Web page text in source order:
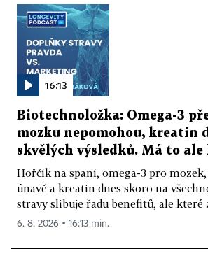
16:13
Biotechnoložka: Omega-3
mozku nepomohou, kreatin
skvělých výsledků. Má to ale
Hořčík na spaní, omega-3 pro
únavě a kreatin dnes skoro na
stravy slibuje řadu benefitů, ale které
6. 8. 2026 ▪ 16:13 min.